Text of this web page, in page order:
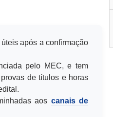
após a confirmação
pelo MEC, e tem
de títulos e horas
aos canais de